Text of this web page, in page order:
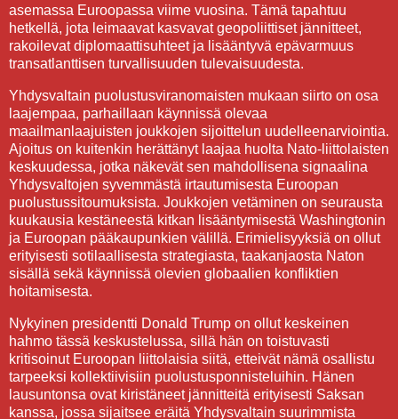
asemassa Euroopassa viime vuosina. Tämä tapahtuu
hetkellä, jota leimaavat kasvavat geopoliittiset jännitteet,
rakoilevat diplomaattisuhteet ja lisääntyvä epävarmuus
transatlanttisen turvallisuuden tulevaisuudesta.
Yhdysvaltain puolustusviranomaisten mukaan siirto on osa
laajempaa, parhaillaan käynnissä olevaa
maailmanlaajuisten joukkojen sijoittelun uudelleenarviointia.
Ajoitus on kuitenkin herättänyt laajaa huolta Nato-liittolaisten
keskuudessa, jotka näkevät sen mahdollisena signaalina
Yhdysvaltojen syvemmästä irtautumisesta Euroopan
puolustussitoumuksista. Joukkojen vetäminen on seurausta
kuukausia kestäneestä kitkan lisääntymisestä Washingtonin
ja Euroopan pääkaupunkien välillä. Erimielisyyksiä on ollut
erityisesti sotilaallisesta strategiasta, taakanjaosta Naton
sisällä sekä käynnissä olevien globaalien konfliktien
hoitamisesta.
Nykyinen presidentti Donald Trump on ollut keskeinen
hahmo tässä keskustelussa, sillä hän on toistuvasti
kritisoinut Euroopan liittolaisia siitä, etteivät nämä osallistu
tarpeeksi kollektiivisiin puolustusponnisteluihin. Hänen
lausuntonsa ovat kiristäneet jännitteitä erityisesti Saksan
kanssa, jossa sijaitsee eräitä Yhdysvaltain suurimmista